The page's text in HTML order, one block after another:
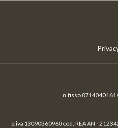
n.fisso 0714040161
p.iva 13090360960 cod. REA AN -